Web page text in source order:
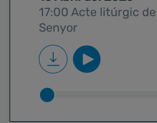
17:00 Acte litúrgic
Senyor